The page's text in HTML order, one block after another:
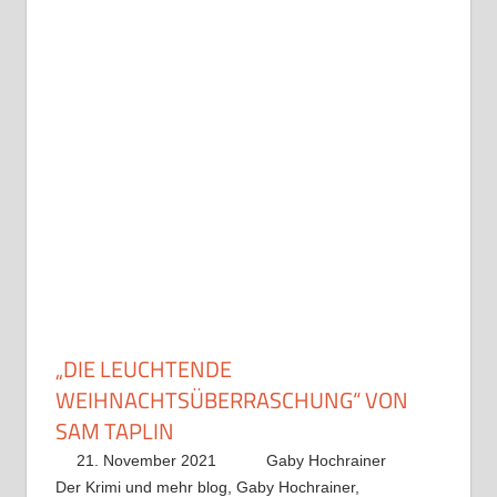
„DIE LEUCHTENDE
WEIHNACHTSÜBERRASCHUNG“ VON
SAM TAPLIN
21. November 2021
Gaby Hochrainer
Der Krimi und mehr blog Gaby Hochrainer,